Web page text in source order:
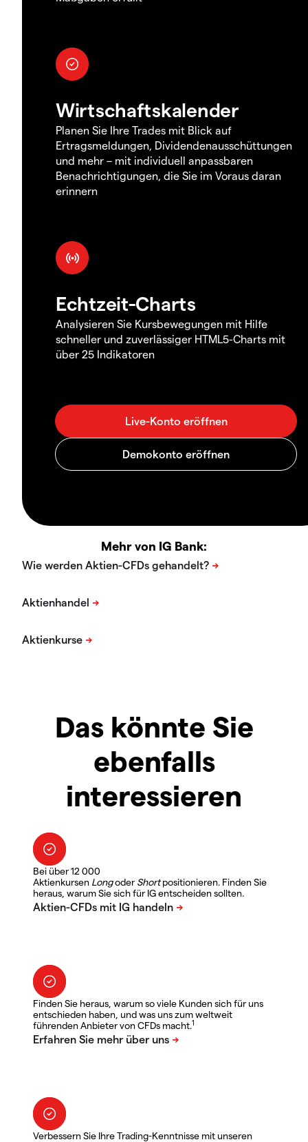
Wirtschaftskalender
Planen Sie Ihre Trades mit Blick auf
Ertragsmeldungen, Dividendenausschüttungen
und mehr – mit individuell anpassbaren
Benachrichtigungen, die Sie im Voraus daran
erinnern
Echtzeit-Charts
Analysieren Sie Kursbewegungen mit Hilfe
schneller und zuverlässiger HTML5-Charts mit
über 25 Indikatoren
Mehr von IG Bank:
Das könnte Sie
ebenfalls
interessieren
Bei über 12 000
Aktienkursen LongoderShortpositionieren. Finden Sie
heraus, warum Sie sich für IG entscheiden sollten.
Finden Sie heraus, warum so viele Kunden sich für uns
entschieden haben, und was uns zum weltweit
führenden Anbieter von CFDs macht.1
Verbessern Sie Ihre Trading-Kenntnisse mit unseren